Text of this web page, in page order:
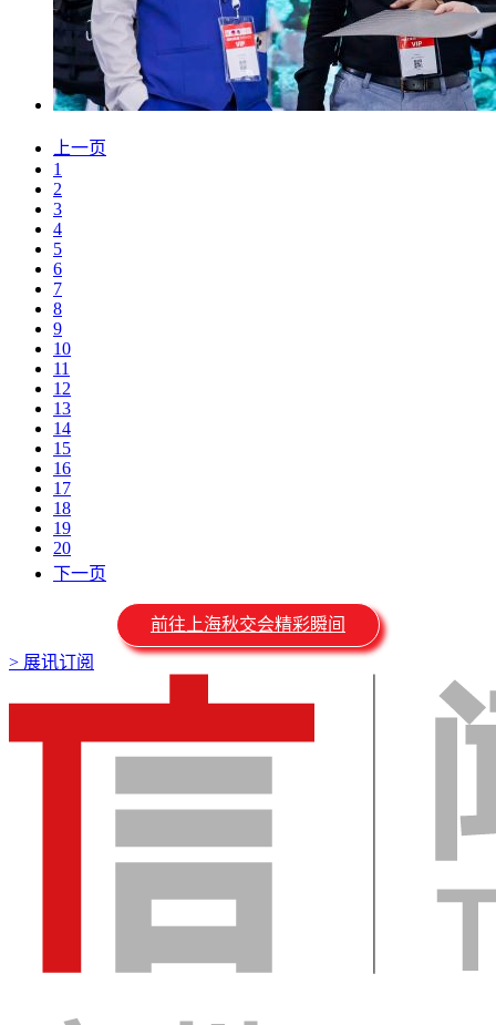
上一页
1
2
3
4
5
6
7
8
9
10
11
12
13
14
15
16
17
18
19
20
下一页
前往上海秋交会精彩瞬间
> 展讯订阅